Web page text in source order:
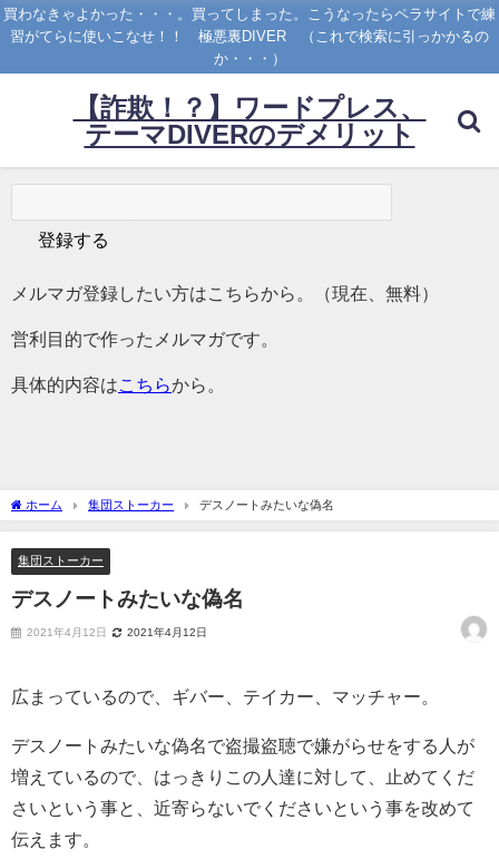
買わなきゃよかった・・・。買ってしまった。こうなったらペラサイトで練
習がてらに使いこなせ！！ 極悪裏DIVER （これで検索に引っかかるの
か・・・）
【詐欺！？】ワードプレス、
テーマDIVERのデメリット
メルマガ登録したい方はこちらから。（現在、無料）
営利目的で作ったメルマガです。
具体的内容は こちらから。
ホーム 集団ストーカー デスノートみたいな偽名
集団ストーカー
デスノートみたいな偽名
2021年4月12日 2021年4月12日
広まっているので、ギバー、テイカー、マッチャー。
デスノートみたいな偽名で盗撮盗聴で嫌がらせをする人が
増えているので、はっきりこの人達に対して、止めてくだ
さいという事と、近寄らないでくださいという事を改めて
伝えます。